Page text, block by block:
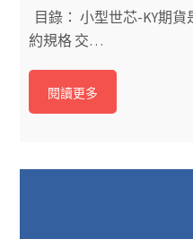
目錄： 小型世芯-KY期
約規格 交…
閱讀更多